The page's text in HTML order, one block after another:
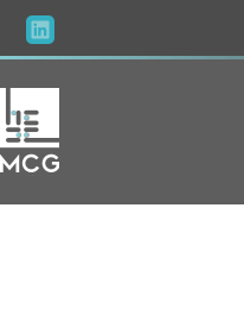
Aller
au